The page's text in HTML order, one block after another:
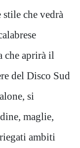
che vedrà
che aprirà il
del Disco Sud
si
maglie,
ambiti